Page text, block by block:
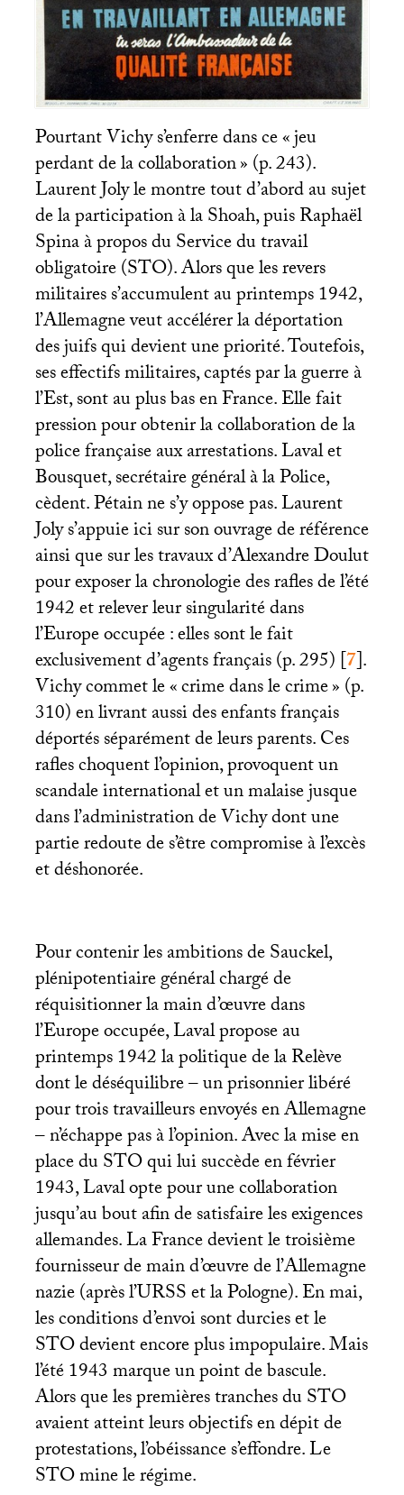
Pourtant Vichy s’enferre dans ce «jeu
perdant de la collaboration» (p. 243).
Laurent Joly le montre tout d’abord au sujet
de la participation à la Shoah, puis Raphaël
Spina à propos du Service du travail
obligatoire (STO). Alors que les revers
militaires s’accumulent au printemps 1942,
l’Allemagne veut accélérer la déportation
des juifs qui devient une priorité. Toutefois,
ses effectifs militaires, captés par la guerre à
l’Est, sont au plus bas en France. Elle fait
pression pour obtenir la collaboration de la
police française aux arrestations. Laval et
Bousquet, secrétaire général à la Police,
cèdent. Pétain ne s’y oppose pas. Laurent
Joly s’appuie ici sur son ouvrage de référence
ainsi que sur les travaux d’Alexandre Doulut
pour exposer la chronologie des rafles de l’été
1942 et relever leur singularité dans
l’Europe occupée : elles sont le fait
exclusivement d’agents français (p. 295)[7].
Vichy commet le «crime dans le crime» (p.
310) en livrant aussi des enfants français
déportés séparément de leurs parents. Ces
rafles choquent l’opinion, provoquent un
scandale international et un malaise jusque
dans l’administration de Vichy dont une
partie redoute de s’être compromise à l’excès
et déshonorée.
Pour contenir les ambitions de Sauckel,
plénipotentiaire général chargé de
réquisitionner la main d’œuvre dans
l’Europe occupée, Laval propose au
printemps 1942 la politique de la Relève
dont le déséquilibre – un prisonnier libéré
pour trois travailleurs envoyés en Allemagne
– n’échappe pas à l’opinion. Avec la mise en
place duSTOqui lui succède en février
1943, Laval opte pour une collaboration
jusqu’au bout afin de satisfaire les exigences
allemandes. La France devient le troisième
fournisseur de main d’œuvre de l’Allemagne
nazie (après l’URSSet la Pologne). En mai,
les conditions d’envoi sont durcies et le
STOdevient encore plus impopulaire. Mais
l’été 1943 marque un point de bascule.
Alors que les premières tranches duSTO
avaient atteint leurs objectifs en dépit de
protestations, l’obéissance s’effondre. Le
STOmine le régime.